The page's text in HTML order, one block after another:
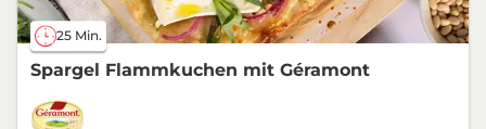
25 Min.
Spargel Flammkuchen mit Géramont